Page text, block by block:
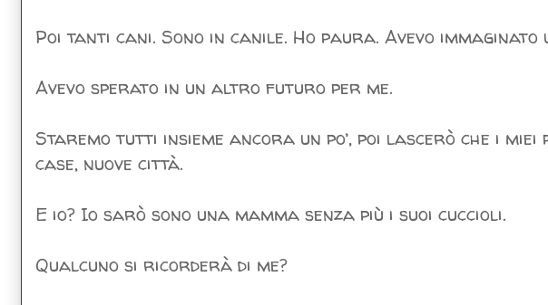
Poi tanti cani. Sono in canile. Ho paura. Avevo immaginato
Avevo sperato in un altro futuro per me.
Staremo tutti insieme ancora un po’, poi lascerò che i miei
case, nuove città.
E io? Io sarò sono una mamma senza più i suoi cuccioli.
Qualcuno si ricorderà di me?